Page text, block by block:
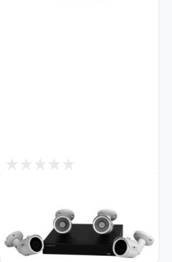
уличный на 4
цилиндрические камеры
1080P GV-K-S13/04
Код: 5525